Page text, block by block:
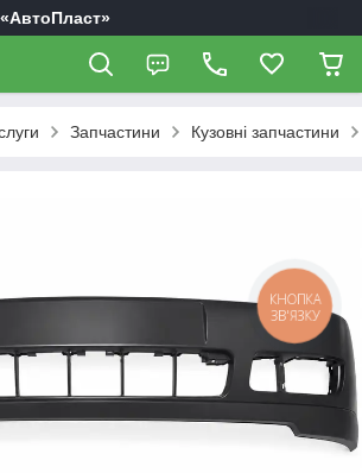
«АвтоПласт»
Запчастини Кузовні запчастини
КНОПКА
ЗВ'ЯЗКУ